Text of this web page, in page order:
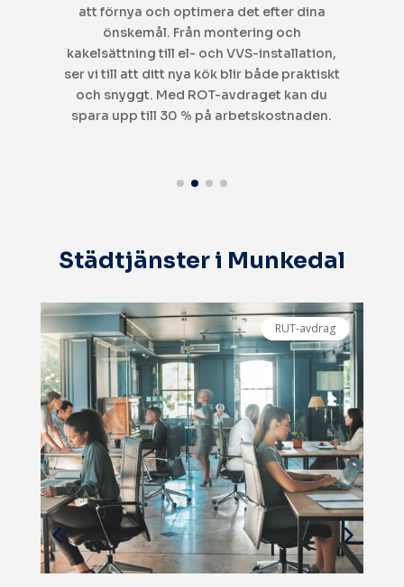
totalrenoveringar där vi hanterar allt från
planering och rivning till snickeri, el och
VVS. Vi ser till att varje detalj håller högsta
kvalitet, med hållbara material och modern
design. ROT-avdraget gör det mer prisvärt!
Städtjänster i Munkedal
RUT-avdrag